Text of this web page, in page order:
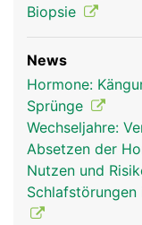
Biopsie
News
Hormone:
Sprünge
Wechseljahre:
Absetzen der
Nutzen und